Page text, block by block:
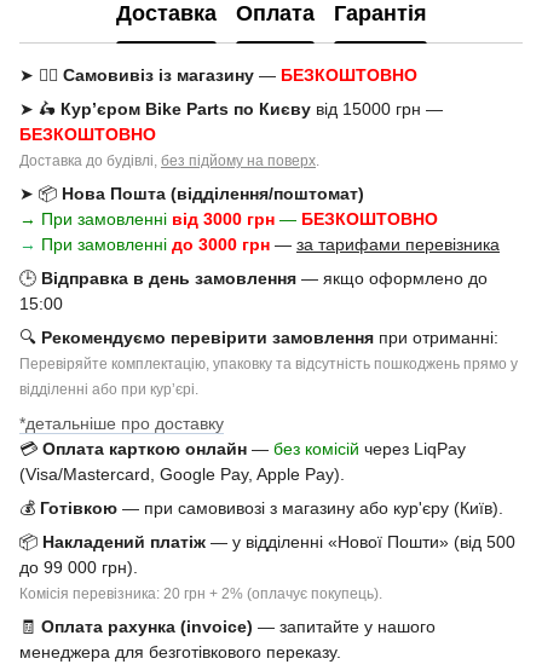
Доставка Оплата Гарантія
➤ 🚶‍♂️ Самовивіз із магазину — БЕЗКОШТОВНО
➤ 🛵 Кур’єром Bike Parts по Києву від 15000 грн —
БЕЗКОШТОВНО
Доставка до будівлі, без підйому на поверх.
➤ 📦 Нова Пошта (відділення/поштомат)
→ При замовленні від 3000 грн — БЕЗКОШТОВНО
→ При замовленні до 3000 грн — за тарифами перевізника
🕒 Відправка в день замовлення — якщо оформлено до
15:00
🔍 Рекомендуємо перевірити замовлення при отриманні:
Перевіряйте комплектацію, упаковку та відсутність пошкоджень прямо у
відділенні або при курʼєрі.
*детальніше про доставку
💳 Оплата карткою онлайн — без комісій через LiqPay
(Visa/Mastercard, Google Pay, Apple Pay).
💰 Готівкою — при самовивозі з магазину або кур'єру (Київ).
📦 Накладений платіж — у відділенні «Нової Пошти» (від 500
до 99 000 грн).
Комісія перевізника: 20 грн + 2% (оплачує покупець).
🧾 Оплата рахунка (invoice) — запитайте у нашого
менеджера для безготівкового переказу.